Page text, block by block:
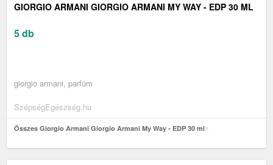
GIORGIO ARMANI GIORGIO ARMANI MY WAY - EDP 30 ML
5 db
giorgio armani, parfüm
SzépségEgészség.hu
Összes Giorgio Armani Giorgio Armani My Way - EDP 30 ml